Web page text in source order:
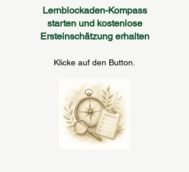
Lernblockaden-Kompass
starten und kostenlose
Ersteinschätzung erhalten
Klicke auf den Button.